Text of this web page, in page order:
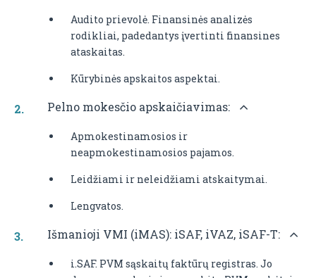
Audito prievolė. Finansinės analizės
rodikliai, padedantys įvertinti finansines
ataskaitas.
Kūrybinės apskaitos aspektai.
Pelno mokesčio apskaičiavimas:
Apmokestinamosios ir
neapmokestinamosios pajamos.
Leidžiami ir neleidžiami atskaitymai.
Lengvatos.
Išmanioji VMI (iMAS): iSAF, iVAZ, iSAF-T:
i.SAF. PVM sąskaitų faktūrų registras. Jo